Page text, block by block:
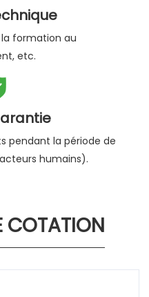
la formation au
etc.
pendant la période de
humains).
COTATION